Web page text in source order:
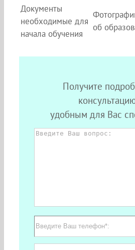
Документы
необходимые для
начала обучения
об
Получите
удобным для Вас